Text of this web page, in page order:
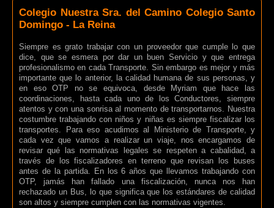
Colegio Nuestra Sra. del Camino Colegio Santo
Domingo - La Reina
Siempre es grato trabajar con un proveedor que cumple lo que
dice, que se esmera por dar un buen Servicio y que entrega
profesionalismo en cada Transporte. Sin embargo es mejor y más
importante que lo anterior, la calidad humana de sus personas, y
en eso OTP no se equivoca, desde Myriam que hace las
coordinaciones, hasta cada uno de los Conductores, siempre
atentos y con una sonrisa al momento de transportarnos. Nuestra
costumbre trabajando con niños y niñas es siempre fiscalizar los
transportes. Para eso acudimos al Ministerio de Transporte, y
cada vez que vamos a realizar un viaje, nos encargamos de
revisar qué las normativas legales se respeten a cabalidad, a
través de los fiscalizadores en terreno que revisan los buses
antes de la partida. En los 6 años que llevamos trabajando con
OTP, jamás han fallado una fiscalización, nunca nos han
rechazado un Bus, lo que significa que los estándares de calidad
son altos y siempre cumplen con las normativas vigentes.